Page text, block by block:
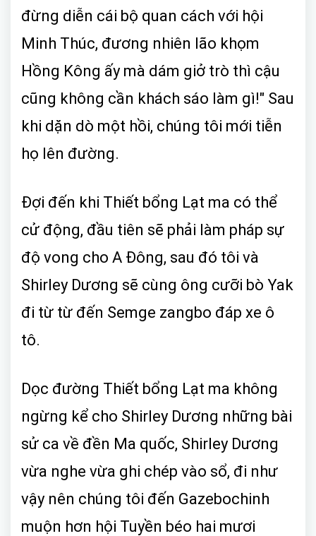
đừng diễn cái bộ quan cách với hội
Minh Thúc, đương nhiên lão khọm
Hồng Kông ấy mà dám giở trò thì cậu
cũng không cần khách sáo làm gì!" Sau
khi dặn dò một hồi, chúng tôi mới tiễn
họ lên đường.
Đợi đến khi Thiết bổng Lạt ma có thể
cử động, đầu tiên sẽ phải làm pháp sự
độ vong cho A Đông, sau đó tôi và
Shirley Dương sẽ cùng ông cưỡi bò Yak
đi từ từ đến Semge zangbo đáp xe ô
tô.
Dọc đường Thiết bổng Lạt ma không
ngừng kể cho Shirley Dương những bài
sử ca về đền Ma quốc, Shirley Dương
vừa nghe vừa ghi chép vào sổ, đi như
vậy nên chúng tôi đến Gazebochinh
muộn hơn hội Tuyền béo hai mươi